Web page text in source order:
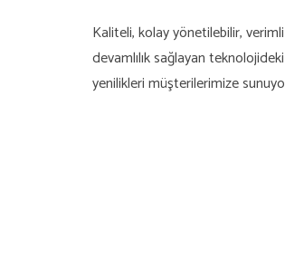
Kaliteli, kolay yönetilebilir,
devamlılık sağlayan
yenilikleri müşterilerimize